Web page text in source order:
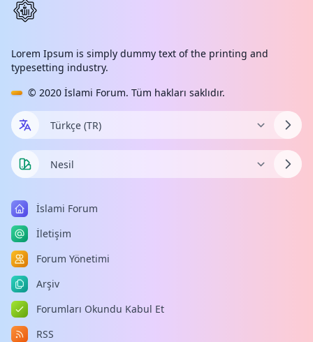
Lorem Ipsum is simply dummy text of the printing and
typesetting industry.
© 2020 İslami Forum. Tüm hakları saklıdır.
İslami Forum
İletişim
Forum Yönetimi
Arşiv
Forumları Okundu Kabul Et
RSS